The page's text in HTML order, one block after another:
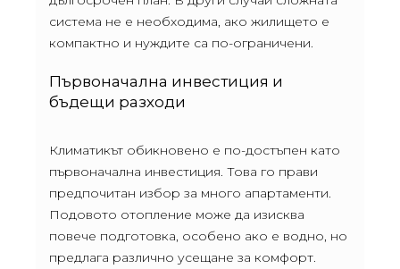
система не е необходима, ако жилището е
компактно и нуждите са по-ограничени.
Първоначална инвестиция и
бъдещи разходи
Климатикът обикновено е по-достъпен като
първоначална инвестиция. Това го прави
предпочитан избор за много апартаменти.
Подовото отопление може да изисква
повече подготовка, особено ако е водно, но
предлага различно усещане за комфорт.